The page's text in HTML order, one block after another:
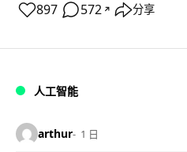
897 572 ↗ 分享
人工智能
arthur 1 日